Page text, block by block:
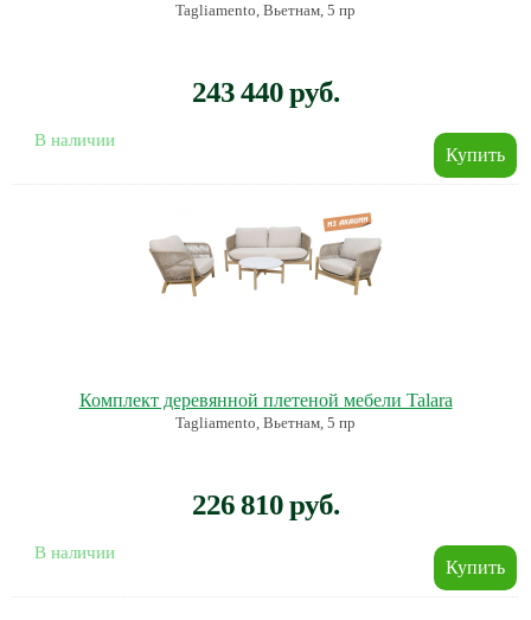
Tagliamento, Вьетнам, 5 пр
243 440 руб.
В наличии
Комплект деревянной плетеной мебели Talara
Tagliamento, Вьетнам, 5 пр
226 810 руб.
В наличии